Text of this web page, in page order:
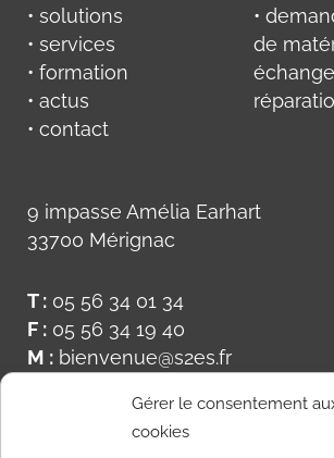
Gérer le consentement
cookies
• solutions
• services
• formation
• actus
• contact
•
de
9 impasse Amélia Earhart
33700 Mérignac
T : 05 56 34 01 34
F : 05 56 34 19 40
M : bienvenue@s2es.fr